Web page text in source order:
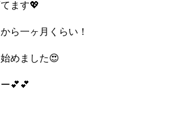
ます💖
ら一ヶ月くらい！
めました😍
💕💕